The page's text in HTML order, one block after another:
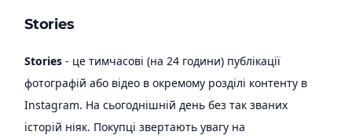
Stories
Stories - це тимчасові (на 24 години) публікації
фотографій або відео в окремому розділі контенту в
Instagram. На сьогоднішній день без так званих
історій ніяк. Покупці звертають увагу на